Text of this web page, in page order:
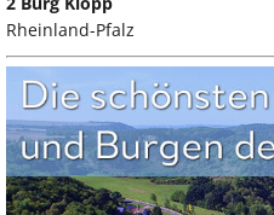
Rheinland-Pfalz